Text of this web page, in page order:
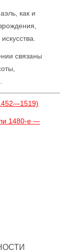
как и
связаны
1480-е —